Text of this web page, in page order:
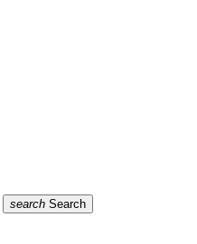
search Search